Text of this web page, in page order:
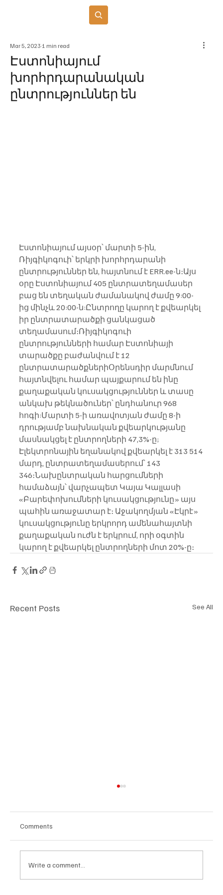
Էստոնիայում
խորհրդարանական
ընտրություններ են
Mar 5, 2023 1 min read
Էստոնիայում այսօր՝ մարտի 5-ին,
Ռիյգիկոգուի՝ երկրի խորհրդարանի
ընտրություններ են, հայտնում է ERR.ee-ն։Այս
օրը Էստոնիայում 405 ընտրատեղամասեր
բաց են տեղական ժամանակով ժամը 9:00-
ից մինչև 20:00-ն:Ընտրողը կարող է քվեարկել
իր ընտրատարածքի ցանկացած
տեղամասում։Ռիյգիկոգուի
ընտրությունների համար Էստոնիայի
տարածքը բաժանվում է 12
ընտրատարածքներիՕրենսդիր մարմնում
հայտնվելու համար պայքարում են ինը
քաղաքական կուսակցություններ և տասը
անկախ թեկնածուներ՝ ընդհանուր 968
հոգի:Մարտի 5-ի առավոտյան ժամը 8-ի
դրությամբ նախնական քվեարկությանը
մասնակցել է ընտրողների 47,3%-ը;
Էլեկտրոնային եղանակով քվեարկել է 313 514
մարդ, ընտրատեղամասերում՝ 143
346։Նախընտրական հարցումների
համաձայն՝ վարչապետ Կայա Կալլասի
«Բարեփոխումների կուսակցությունը» այս
պահին առաջատար է։ Աջակողմյան «Էկրէ»
կուսակցությունը երկրորդ ամենահայտնի
քաղաքական ուժն է երկրում, որի օգտին
կարող է քվեարկել ընտրողների մոտ 20%-ը։
Recent Posts See All
Comments
Write a comment...